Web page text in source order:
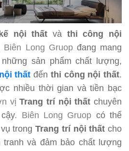
nội thất và thi công nội
Biên Long Gruop đang mang
sản phẩm chất lượng,
thất đến thi công nội thất.
nhiều thời gian và tiền bạc
vị Trang trí nội thất chuyên
. Biên Long Gruop có thể
vụ trongTrang trí nội thất cho
và đảm bảo chất lượng